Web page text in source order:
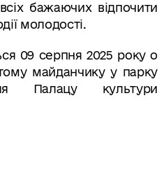
відпочити
молодості.
серпня 2025 року о
майданчику у парку
Палацу культури